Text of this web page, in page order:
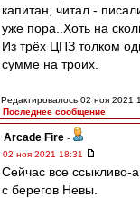
капитан, читал -
уже пора..Хоть на
Из трёх ЦПЗ толком
сумме на троих.
Редактировалось 02 ноя 2021
Последнее сообщение
Arcade Fire -
02 ноя 2021 18:31
Сейчас все ссыкливо-
с берегов Невы.